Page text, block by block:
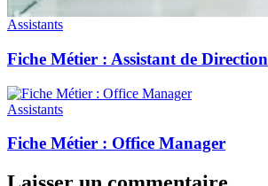
Assistants
Fiche Métier : Assistant de Direction
Assistants
Fiche Métier : Office Manager